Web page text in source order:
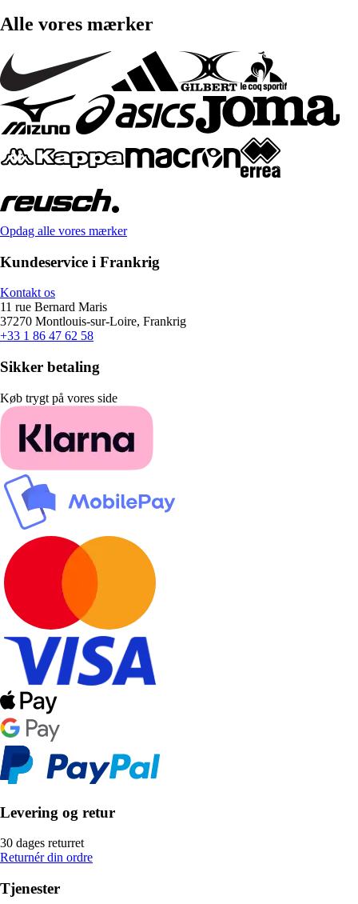
Alle vores mærker
Opdag alle vores mærker
Kundeservice i Frankrig
Kontakt os
11 rue Bernard Maris
37270 Montlouis-sur-Loire, Frankrig
+33 1 86 47 62 58
Sikker betaling
Køb trygt på vores side
Levering og retur
30 dages returret
Returnér din ordre
Tjenester